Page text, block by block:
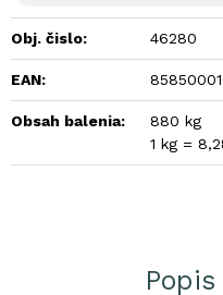
Obj. čislo: 46280
EAN:
Obsah balenia:
880 kg
1 kg =